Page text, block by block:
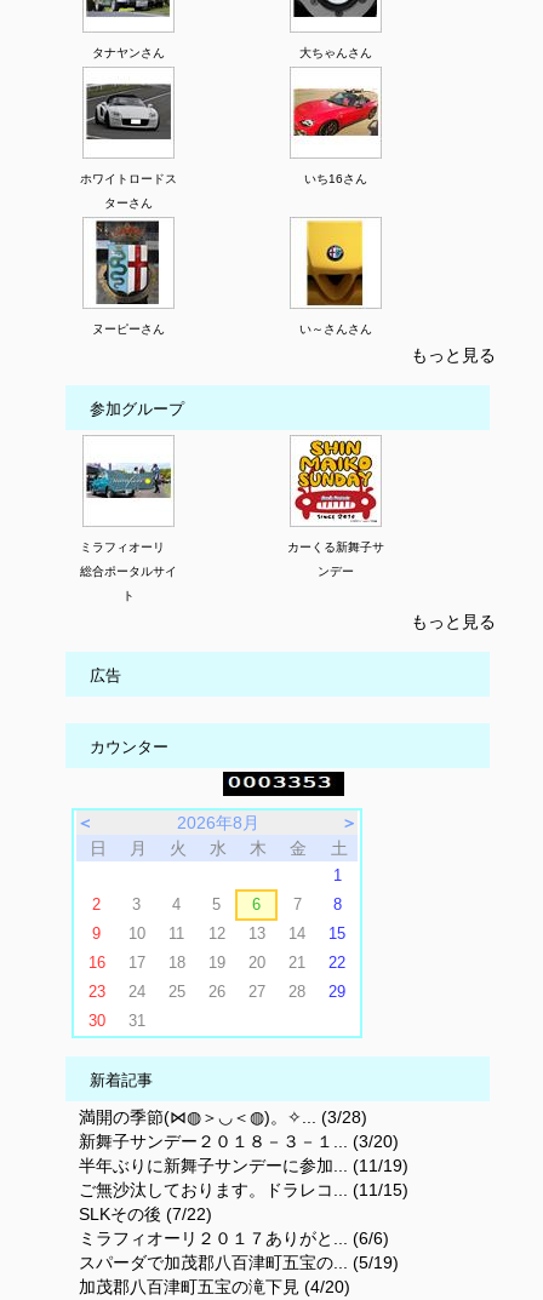
タナヤンさん 大ちゃんさん
ホワイトロードス
ターさん
いち16さん
ヌーピーさん い～さんさん
もっと見る
参加グループ
ミラフィオーリ
総合ポータルサイ
ト
カーくる新舞子サ
ンデー
もっと見る
広告
カウンター
＜ 2026年8月
＞
日
月 火 水 木 金 土
1
2
3 4 5 6 7
8
9
10 11 12 13 14
15
16
17 18 19 20 21
22
23
24 25 26 27 28
29
30
31
新着記事
満開の季節(⋈◍＞◡＜◍)。✧... (3/28)
新舞子サンデー２０１８－３－１... (3/20)
半年ぶりに新舞子サンデーに参加... (11/19)
ご無沙汰しております。ドラレコ... (11/15)
SLKその後 (7/22)
ミラフィオーリ２０１７ありがと... (6/6)
スパーダで加茂郡八百津町五宝の... (5/19)
加茂郡八百津町五宝の滝下見 (4/20)